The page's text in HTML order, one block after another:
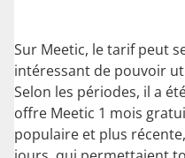
Sur Meetic, le tarif peut
intéressant de pouvoir
Selon les périodes, il a
offre Meetic 1 mois
populaire et plus